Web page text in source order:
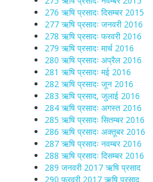
276 ऋषि प्रसादः दिसम्बर 2015
277 ऋषि प्रसादः जनवरी 2016
278 ऋषि प्रसादः फरवरी 2016
279 ऋषि प्रसादः मार्च 2016
280 ऋषि प्रसादः अप्रैल 2016
281 ऋषि प्रसादः मई 2016
282 ऋषि प्रसादः जून 2016
283 ऋषि प्रसाद, जुलाई 2016
284 ऋषि प्रसादः अगस्त 2016
285 ऋषि प्रसादः सितम्बर 2016
286 ऋषि प्रसादः अक्तूबर 2016
287 ऋषि प्रसादः नवम्बर 2016
288 ऋषि प्रसादः दिसम्बर 2016
289 जनवरी 2017 ऋषि प्रसाद
290 फरवरी 2017 ऋषि प्रसाद